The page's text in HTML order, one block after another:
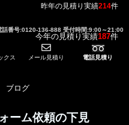
昨年の見積り実績214件
今年の見積り実績187件
話番号:0120-136-888 受付時間:9:00～21:00
クス メール見積り 電話見積り
ブログ
ーム依頼の下見